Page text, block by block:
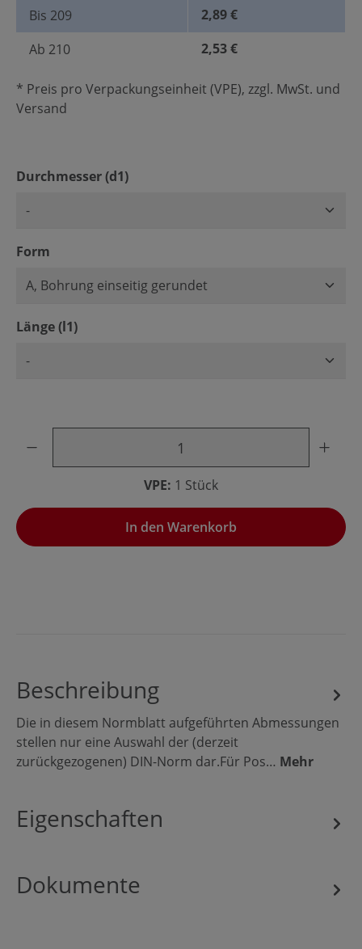
Bis 209
2,89 €
Ab 210 2,53 €
* Preis pro Verpackungseinheit (VPE), zzgl. MwSt. und
Versand
Durchmesser (d1)auswählen
Form
Länge (l1)auswählen
VPE: 1 Stück
In den Warenkorb
Beschreibung
Die in diesem Normblatt aufgeführten Abmessungen
stellen nur eine Auswahl der (derzeit
zurückgezogenen) DIN-Norm dar.Für Pos… Mehr
Eigenschaften
Dokumente